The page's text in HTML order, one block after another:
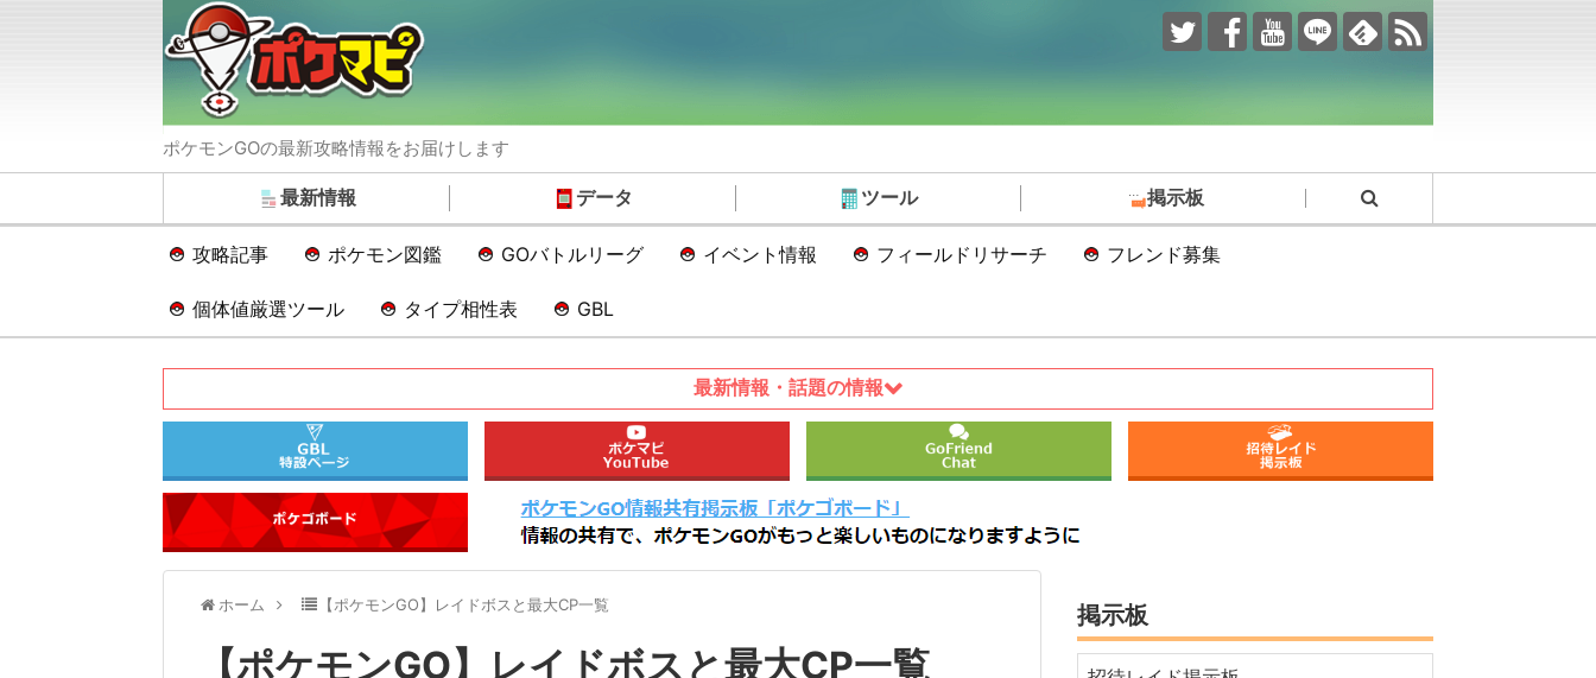
ポケモンGOの最新攻略情報をお届けします
最新情報 データ ツール 掲示板
攻略記事 ポケモン図鑑 GOバトルリーグ イベント情報 フィールドリサーチ フレンド募集
個体値厳選ツール タイプ相性表 GBL
最新情報・話題の情報
ホーム 【ポケモンGO】レイドボスと最大CP一覧
【ポケモンGO】レイドボスと最大CP一覧
掲示板